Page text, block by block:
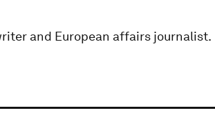
and European affairs journalist.